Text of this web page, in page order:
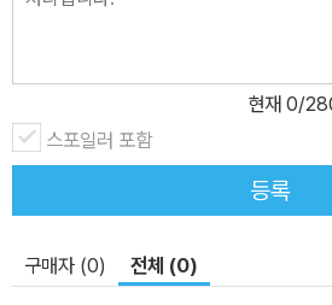
현재 0/
스포일러 포함
등록
구매자 (0) 전체 (0)